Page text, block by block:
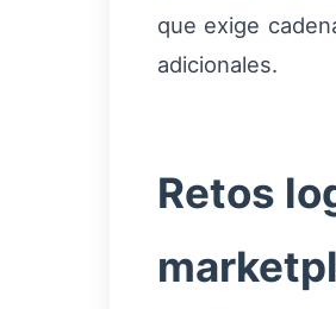
que exige
adicionales.
Retos